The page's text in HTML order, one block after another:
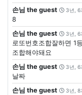
손님 the guest
3년, 6
8
손님 the guest
3년, 6
로또번호조합잘하면 1
조합해야돼요
손님 the guest
3년, 6
날짜
손님 the guest
3년, 8